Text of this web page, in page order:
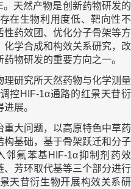
天然产物是创新药物研发的
在生物利用度低、靶向性不
药效团、优化分子骨架等方
学合成和构效关系研究，改
物研发的重要方向之一。
研究所天然药物与化学测量
控HIF-1α通路的红景天苷衍
展。
大问题，以高原特色中草药
基础，基于骨架跃迁和分子
邻氟苯基HIF-1α抑制剂药效
、芳环取代基等三个部分进行
天苷衍生物开展构效关系研